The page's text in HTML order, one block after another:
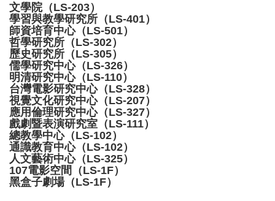
文學院（LS-203）
學習與教學研究所（LS-401）
師資培育中心（LS-501）
哲學研究所（LS-302）
歷史研究所（LS-305）
儒學研究中心（LS-326）
明清研究中心（LS-110）
台灣電影研究中心（LS-328）
視覺文化研究中心（LS-207）
應用倫理研究中心（LS-327）
戲劇暨表演研究室（LS-111）
總教學中心（LS-102）
通識教育中心（LS-102）
人文藝術中心（LS-325）
107電影空間 （LS-1F）
黑盒子劇場（LS-1F）